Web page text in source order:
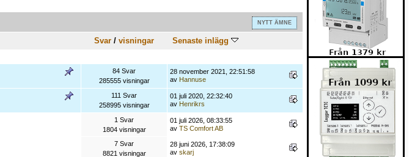
NYTT ÄMNE
Svar/ visningar Senaste inlägg
84 Svar
285555 visningar
28 november 2021, 22:51:58
av Hannuse
111 Svar
258995 visningar
01 juli 2020, 22:32:40
av Henrikrs
1 Svar
1804 visningar
01 juli 2026, 08:33:55
av TS Comfort AB
7 Svar
8821 visningar
28 juni 2026, 17:38:09
av skarj